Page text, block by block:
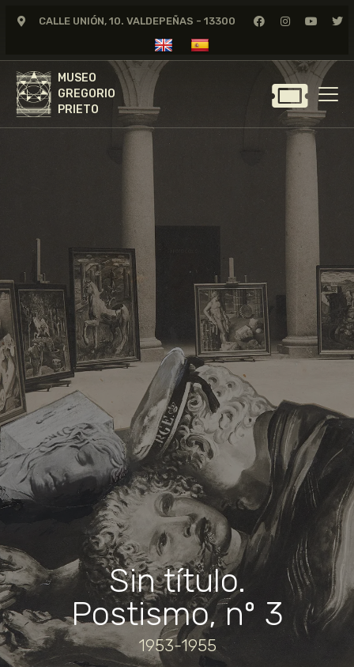
CALLE UNIÓN, 10. VALDEPEÑAS - 13300
MUSEO
GREGORIO
PRIETO
MUSEO
GREGORIO
PRIETO
GREGORIO PRIETO
FUNDACIÓN
TIENDA
NOTICIAS
Sin título.
Postismo, nº 3
1953-1955